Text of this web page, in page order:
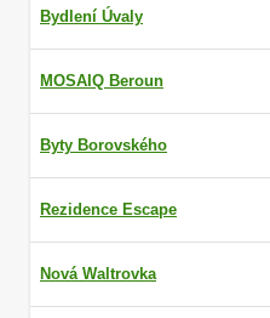
Bydlení Úvaly
MOSAIQ Beroun
Byty Borovského
Rezidence Escape
Nová Waltrovka